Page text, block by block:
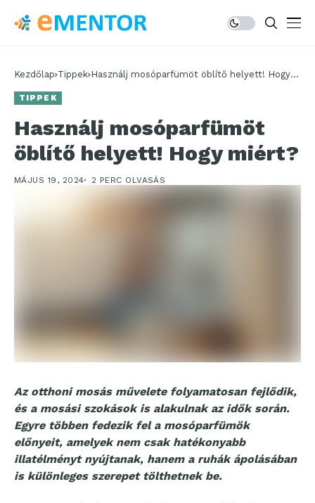
Kezdőlap Tippek Használj mosóparfümöt öblítő helyett! Hogy
TIPPEK
Használj mosóparfümöt
öblítő helyett! Hogy miért?
MÁJUS 19, 2024 2 PERC OLVASÁS
Az otthoni mosás művelete folyamatosan fejlődik,
és a mosási szokások is alakulnak az idők során.
Egyre többen fedezik fel a mosóparfümök
előnyeit, amelyek nem csak hatékonyabb
illatélményt nyújtanak, hanem a ruhák ápolásában
is különleges szerepet tölthetnek be.